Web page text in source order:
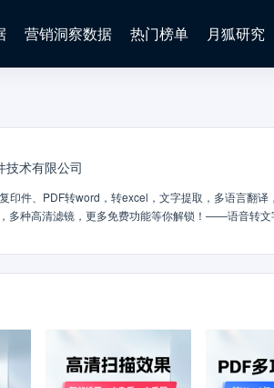
营销洞察数据 热门榜单 月狐研究
技术有限公司
件、PDF转word，转excel，文字提取，多语言翻译
多种高清滤镜，更多免费功能等你解锁！——语音转文
音转文字，图片文字识别提取，拍照翻译、去除手
扫描件】- 万物皆可扫，文件，身份证件、合同、发
效生成清晰扫描件- 一键分享，支持输出JPEG图片、
文件，可将一个文件拆分为多个文件，多个文件合
印、电子签名、手写批注，给PDF加密，让文档更安